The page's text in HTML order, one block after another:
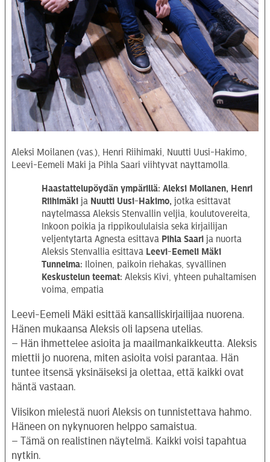
Aleksi Moilanen (vas.), Henri Riihimäki, Nuutti Uusi-Hakimo,
Leevi-Eemeli Mäki ja Pihla Saari viihtyvät näyttämöllä.
Haastattelupöydän ympärillä: Aleksi Moilanen, Henri
Riihimäki ja Nuutti Uusi-Hakimo, jotka esittävät
näytelmässä Aleksis Stenvallin veljiä, koulutovereita,
Inkoon poikia ja rippikoululaisia sekä kirjailijan
veljentytärtä Agnesta esittävä Pihla Saari ja nuorta
Aleksis Stenvallia esittävä Leevi-Eemeli Mäki
Tunnelma:
Iloinen, paikoin riehakas, syvällinen
Keskustelun teemat: Aleksis Kivi, yhteen puhaltamisen
voima, empatia
Leevi-Eemeli Mäki esittää kansalliskirjailijaa nuorena.
Hänen mukaansa Aleksis oli lapsena utelias.
– Hän ihmettelee asioita ja maailmankaikkeutta. Aleksis
miettii jo nuorena, miten asioita voisi parantaa. Hän
tuntee itsensä yksinäiseksi ja olettaa, että kaikki ovat
häntä vastaan.
Viisikon mielestä nuori Aleksis on tunnistettava hahmo.
Häneen on nykynuoren helppo samaistua.
– Tämä on realistinen näytelmä. Kaikki voisi tapahtua
nytkin.